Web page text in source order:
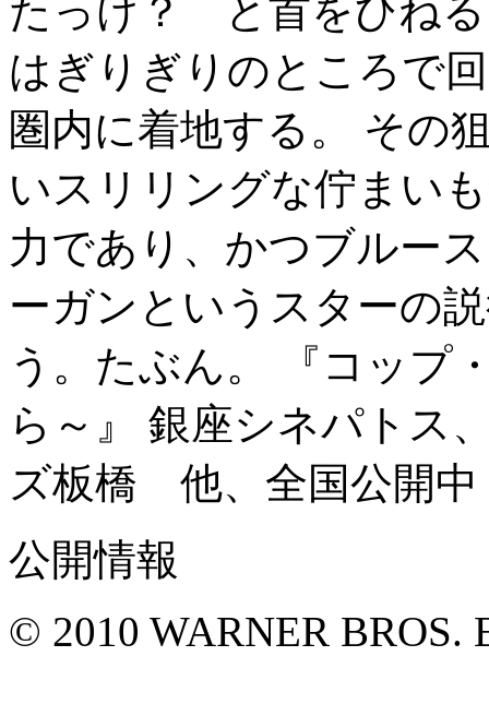
たっけ？ と首をひね
はぎりぎりのところで
圏内に着地する。 その
いスリリングな佇まい
力であり、かつブルー
ーガンというスターの
う。たぶん。 『コッ
ら～』 銀座シネパトス
ズ板橋 他、全国公開中
公開情報
© 2010 WARNER BROS.